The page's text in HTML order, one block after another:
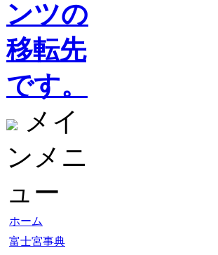
ンツの
移転先
です。
メイ
ンメニ
ュー
ホーム
富士宮事典